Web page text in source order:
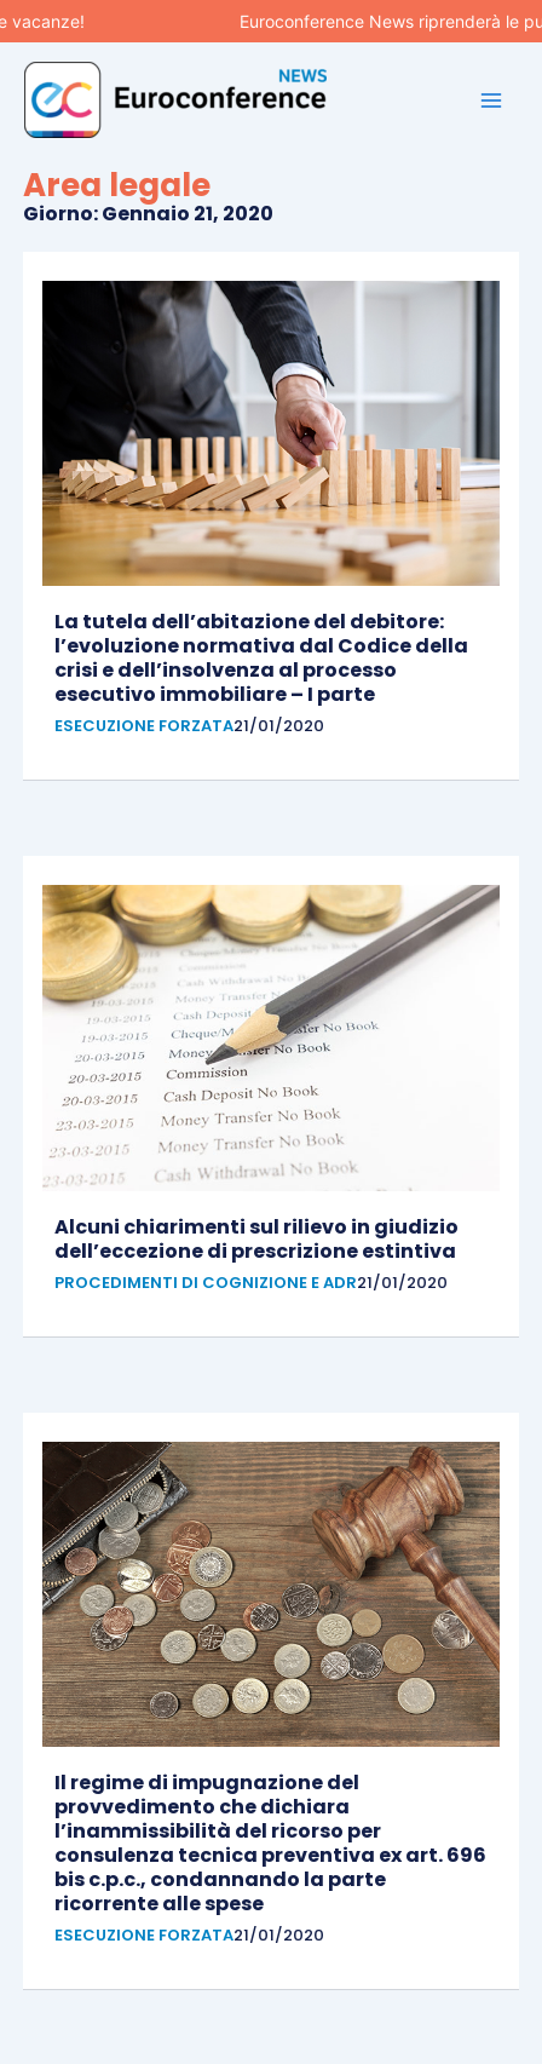
Vai
al
contenuto
Euroconference News riprenderà le
Area legale
Giorno: Gennaio 21, 2020
La tutela dell’abitazione del debitore:
l’evoluzione normativa dal Codice della
crisi e dell’insolvenza al processo
esecutivo immobiliare – I parte
ESECUZIONE FORZATA21/01/2020
Alcuni chiarimenti sul rilievo in giudizio
dell’eccezione di prescrizione estintiva
PROCEDIMENTI DI COGNIZIONE E ADR21/01/2020
Il regime di impugnazione del
provvedimento che dichiara
l’inammissibilità del ricorso per
consulenza tecnica preventiva ex art. 696
bis c.p.c., condannando la parte
ricorrente alle spese
ESECUZIONE FORZATA21/01/2020